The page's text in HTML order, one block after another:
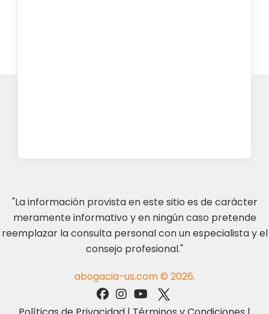
"La información provista en este sitio es de carácter
meramente informativo y en ningún caso pretende
reemplazar la consulta personal con un especialista y el
consejo profesional."
abogacia-us.com © 2026.